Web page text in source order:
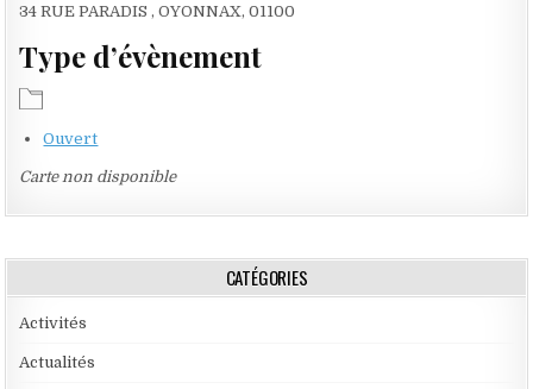
34 RUE PARADIS , OYONNAX, 01100
Type d’évènement
Ouvert
Carte non disponible
CATÉGORIES
Activités
Actualités